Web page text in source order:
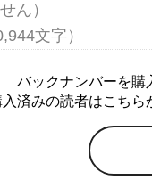
ん）
バックナンバーを購
入済みの読者はこちら